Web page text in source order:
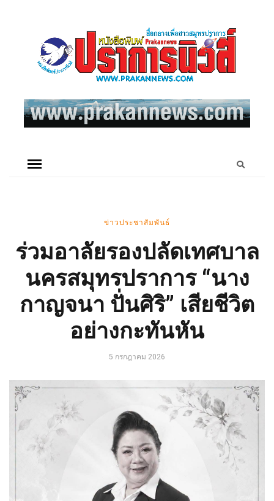
ข่าวประชาสัมพันธ์
ร่วมอาลัยรองปลัดเทศบาล
นครสมุทรปราการ “นาง
กาญจนา ปั่นศิริ” เสียชีวิต
อย่างกะทันหัน
5 กรกฎาคม 2026